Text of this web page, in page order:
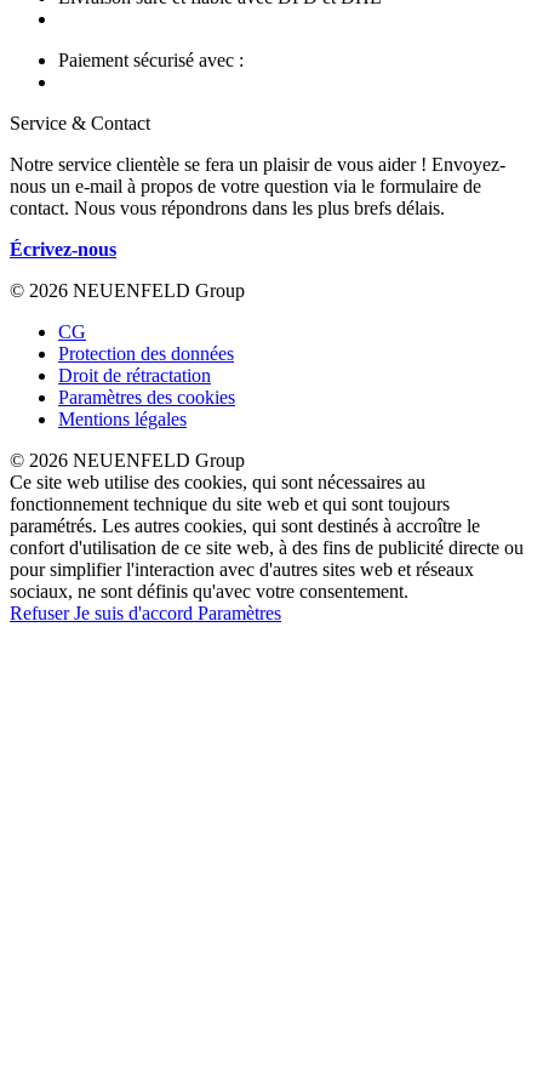
Paiement sécurisé avec :
Service & Contact
Notre service clientèle se fera un plaisir de vous aider ! Envoyez-
nous un e-mail à propos de votre question via le formulaire de
contact. Nous vous répondrons dans les plus brefs délais.
Écrivez-nous
© 2026 NEUENFELD Group
CG
Protection des données
Droit de rétractation
Paramètres des cookies
Mentions légales
© 2026 NEUENFELD Group
Ce site web utilise des cookies, qui sont nécessaires au
fonctionnement technique du site web et qui sont toujours
paramétrés. Les autres cookies, qui sont destinés à accroître le
confort d'utilisation de ce site web, à des fins de publicité directe ou
pour simplifier l'interaction avec d'autres sites web et réseaux
sociaux, ne sont définis qu'avec votre consentement.
RefuserJe suis d'accord Paramètres